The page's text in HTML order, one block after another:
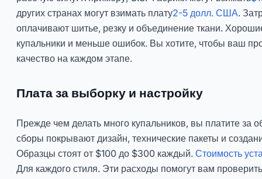
других странах могут взимать плату2-5 долл. США.
оплачивают шитье, резку и объединение ткани.
купальники и меньше ошибок. Вы хотите, чтобы ваш
качество на каждом этапе.
Плата за выборку и настройку
Прежде чем делать много купальников, вы платите за
сборы покрывают дизайн, технические пакеты и
Образцы стоят от $100 до $300 каждый. Стоимость
Для каждого стиля. Эти расходы помогут вам